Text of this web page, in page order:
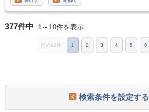
377件中 1～10件を表示
前の10件 1 2 3 4 5 6
検索条件を設定する